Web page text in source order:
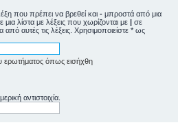
που πρέπει να βρεθεί και - μπροστά από μια
λίστα με λέξεις που χωρίζονται με | σε
αυτές τις λέξεις. Χρησιμοποιείστε * ως
όπως εισήχθη
αντιστοιχία.